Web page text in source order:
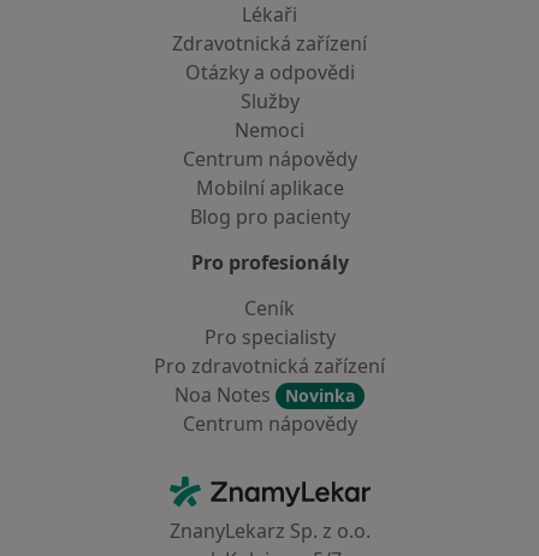
Lékaři
Zdravotnická zařízení
Otázky a odpovědi
Služby
Nemoci
Centrum nápovědy
Mobilní aplikace
Blog pro pacienty
Pro profesionály
Ceník
Pro specialisty
Pro zdravotnická zařízení
Noa Notes
Novinka
Centrum nápovědy
ZnamyLekar - Hlavní stránka
ZnanyLekarz Sp. z o.o.